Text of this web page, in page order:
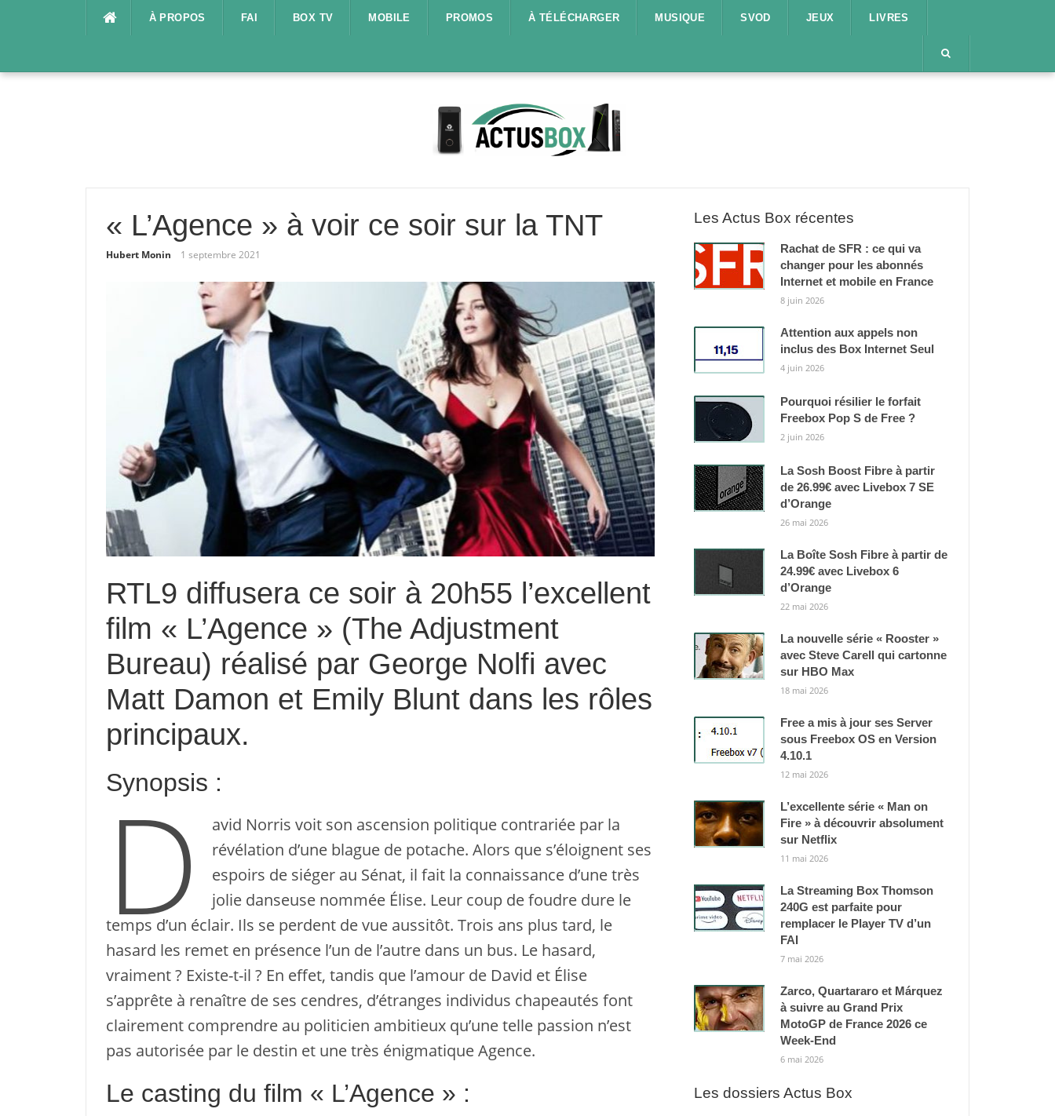
À PROPOS FAI BOX TV MOBILE PROMOS À TÉLÉCHARGER MUSIQUE SVOD JEUX LIVRES
« L’Agence » à voir ce soir sur la TNT
Hubert Monin 1 septembre 2021
RTL9 diffusera ce soir à 20h55 l’excellent
film « L’Agence » (The Adjustment
Bureau) réalisé par George Nolfi avec
Matt Damon et Emily Blunt dans les rôles
principaux.
Synopsis :
D
avid Norris voit son ascension politique contrariée par la
révélation d’une blague de potache. Alors que s’éloignent ses
espoirs de siéger au Sénat, il fait la connaissance d’une très
jolie danseuse nommée Élise. Leur coup de foudre dure le
temps d’un éclair. Ils se perdent de vue aussitôt. Trois ans plus tard, le
hasard les remet en présence l’un de l’autre dans un bus. Le hasard,
vraiment ? Existe-t-il ? En effet, tandis que l’amour de David et Élise
s’apprête à renaître de ses cendres, d’étranges individus chapeautés font
clairement comprendre au politicien ambitieux qu’une telle passion n’est
pas autorisée par le destin et une très énigmatique Agence.
Le casting du film « L’Agence » :
Les Actus Box récentes
Rachat de SFR : ce qui va
changer pour les abonnés
Internet et mobile en France
8 juin 2026
Attention aux appels non
inclus des Box Internet Seul
4 juin 2026
Pourquoi résilier le forfait
Freebox Pop S de Free ?
2 juin 2026
La Sosh Boost Fibre à partir
de 26.99€ avec Livebox 7 SE
d’Orange
26 mai 2026
La Boîte Sosh Fibre à partir de
24.99€ avec Livebox 6
d’Orange
22 mai 2026
La nouvelle série « Rooster »
avec Steve Carell qui cartonne
sur HBO Max
18 mai 2026
Free a mis à jour ses Server
sous Freebox OS en Version
4.10.1
12 mai 2026
L’excellente série « Man on
Fire » à découvrir absolument
sur Netflix
11 mai 2026
La Streaming Box Thomson
240G est parfaite pour
remplacer le Player TV d’un
FAI
7 mai 2026
Zarco, Quartararo et Márquez
à suivre au Grand Prix
MotoGP de France 2026 ce
Week-End
6 mai 2026
Les dossiers Actus Box